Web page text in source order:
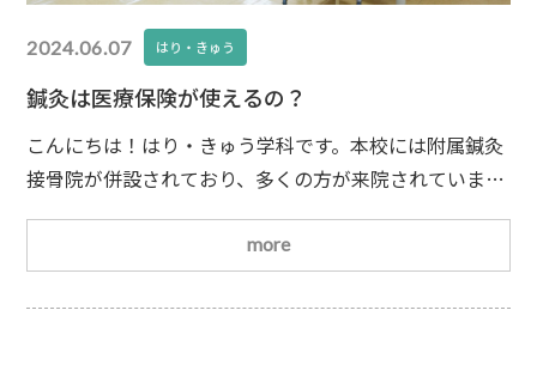
2024.06.07 はり・きゅう
鍼灸は医療保険が使えるの？
こんにちは！はり・きゅう学科です。本校には附属鍼灸
接骨院が併設されており、多くの方が来院されていま
す。今回は鍼灸施術を初めて受ける方からよくいただく
質問にお答えします。ズバリ、「保険証は必要です
か？」です！日本は国民皆保険制度のため、病院で保険
証を提出する流れが習慣づいているからと思われます。
more